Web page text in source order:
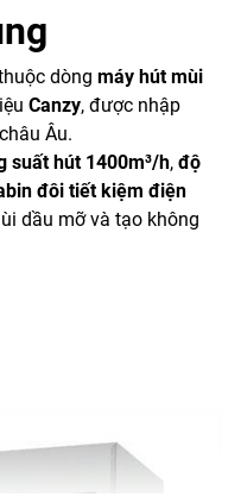
dòng máy hút mùi
Canzy, được nhập
Âu.
suất hút 1400m³/h, độ
đôi tiết kiệm điện
dầu mỡ và tạo không